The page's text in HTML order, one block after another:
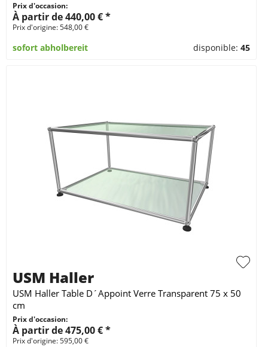
Prix d'occasion:
À partir de 440,00 € *
Prix d'origine: 548,00 €
sofort abholbereit disponible:45
USM Haller
USM Haller Table D´Appoint Verre Transparent 75 x 50
cm
Prix d'occasion:
À partir de 475,00 € *
Prix d'origine: 595,00 €